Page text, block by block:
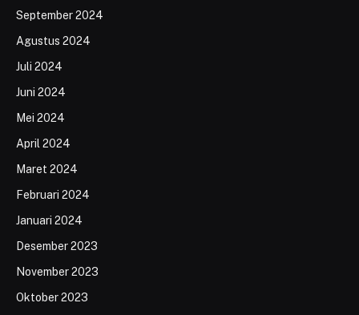
September 2024
Agustus 2024
Juli 2024
Juni 2024
Mei 2024
April 2024
Maret 2024
Februari 2024
Januari 2024
Desember 2023
November 2023
Oktober 2023